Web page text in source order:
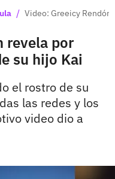
/ Video: Greeicy
revela por
su hijo Kai
el rostro de su
las redes y los
video dio a